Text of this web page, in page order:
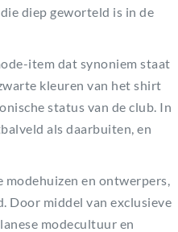
diep geworteld is in de
item dat synoniem staat
kleuren van het shirt
status van de club. In
als daarbuiten, en
en ontwerpers,
Door middel van exclusieve
modecultuur en